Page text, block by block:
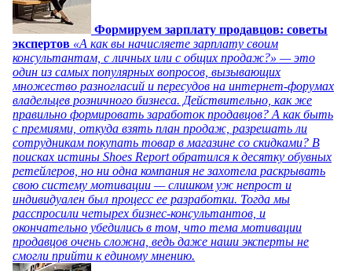
Формируем зарплату продавцов: советы
экспертов «А как вы начисляете зарплату своим
консультантам, с личных или с общих продаж?» — это
один из самых популярных вопросов, вызывающих
множество разногласий и пересудов на интернет-форумах
владельцев розничного бизнеса. Действительно, как же
правильно формировать заработок продавцов? А как быть
с премиями, откуда взять план продаж, разрешать ли
сотрудникам покупать товар в магазине со скидками? В
поисках истины Shoes Report обратился к десятку обувных
ретейлеров, но ни одна компания не захотела раскрывать
свою систему мотивации — слишком уж непрост и
индивидуален был процесс ее разработки. Тогда мы
расспросили четырех бизнес-консультантов, и
окончательно убедились в том, что тема мотивации
продавцов очень сложна, ведь даже наши эксперты не
смогли прийти к единому мнению.